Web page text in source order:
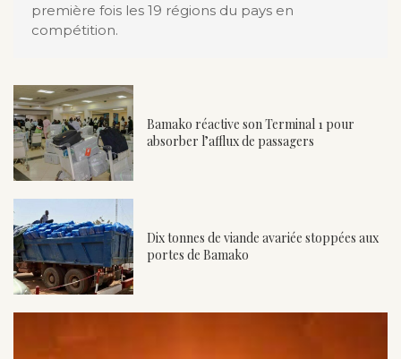
première fois les 19 régions du pays en
compétition.
Bamako réactive son Terminal 1 pour
absorber l’afflux de passagers
Dix tonnes de viande avariée stoppées aux
portes de Bamako